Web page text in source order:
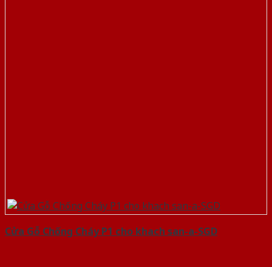
Cửa Gỗ Chống Cháy P1 cho khach san-a-SGD